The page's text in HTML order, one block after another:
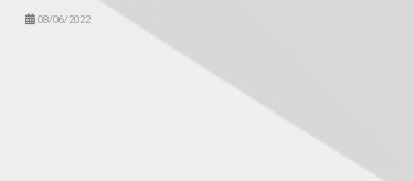
08/06/2022